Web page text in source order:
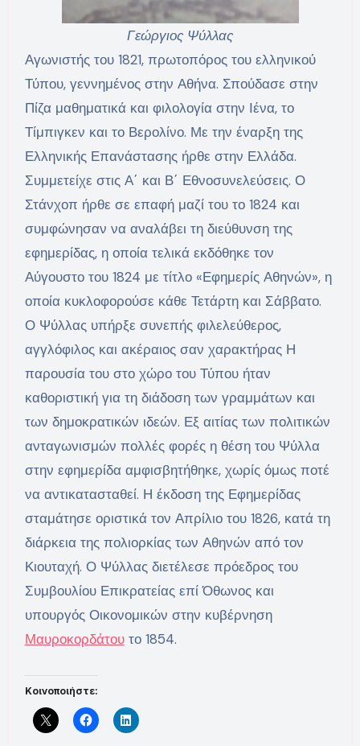
Γεώργιος Ψύλλας
Αγωνιστής του 1821, πρωτοπόρος του ελληνικού
Τύπου, γεννημένος στην Αθήνα. Σπούδασε στην
Πίζα μαθηματικά και φιλολογία στην Ιένα, το
Τίμπιγκεν και το Βερολίνο. Με την έναρξη της
Ελληνικής Επανάστασης ήρθε στην Ελλάδα.
Συμμετείχε στις Α΄ και Β΄ Εθνοσυνελεύσεις. Ο
Στάνχοπ ήρθε σε επαφή μαζί του το 1824 και
συμφώνησαν να αναλάβει τη διεύθυνση της
εφημερίδας, η οποία τελικά εκδόθηκε τον
Αύγουστο του 1824 με τίτλο «Εφημερίς Αθηνών», η
οποία κυκλοφορούσε κάθε Τετάρτη και Σάββατο.
Ο Ψύλλας υπήρξε συνεπής φιλελεύθερος,
αγγλόφιλος και ακέραιος σαν χαρακτήρας Η
παρουσία του στο χώρο του Τύπου ήταν
καθοριστική για τη διάδοση των γραμμάτων και
των δημοκρατικών ιδεών. Εξ αιτίας των πολιτικών
ανταγωνισμών πολλές φορές η θέση του Ψύλλα
στην εφημερίδα αμφισβητήθηκε, χωρίς όμως ποτέ
να αντικατασταθεί. Η έκδοση της Εφημερίδας
σταμάτησε οριστικά τον Απρίλιο του 1826, κατά τη
διάρκεια της πολιορκίας των Αθηνών από τον
Κιουταχή. Ο Ψύλλας διετέλεσε πρόεδρος του
Συμβουλίου Επικρατείας επί Όθωνος και
υπουργός Οικονομικών στην κυβέρνηση
Μαυροκορδάτουτο 1854.
Κοινοποιήστε: